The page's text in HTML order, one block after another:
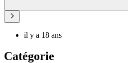
il y a 18 ans
Catégorie